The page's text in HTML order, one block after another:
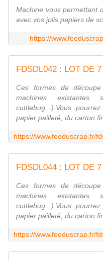
Machine vous permettant
avec vos jolis papiers de
https://
Ces formes de
machines
cuttlebug...).Vous
papier pailleté, du carton
Ces formes de
machines
cuttlebug...).Vous
papier pailleté, du carton